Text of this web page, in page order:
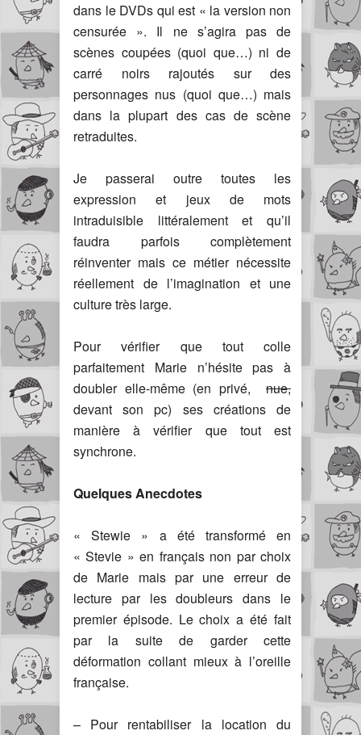
dans le DVDs qui est « la version non
censurée ». Il ne s’agira pas de
scènes coupées (quoi que…) ni de
carré noirs rajoutés sur des
personnages nus (quoi que…) mais
dans la plupart des cas de scène
retraduites.
Je passerai outre toutes les
expression et jeux de mots
intraduisible littéralement et qu’il
faudra parfois complètement
réinventer mais ce métier nécessite
réellement de l’imagination et une
culture très large.
Pour vérifier que tout colle
parfaitement Marie n’hésite pas à
doubler elle-même (en privé, nue,
devant son pc) ses créations de
manière à vérifier que tout est
synchrone.
Quelques Anecdotes
« Stewie » a été transformé en
« Stevie » en français non par choix
de Marie mais par une erreur de
lecture par les doubleurs dans le
premier épisode. Le choix a été fait
par la suite de garder cette
déformation collant mieux à l’oreille
française.
– Pour rentabiliser la location du